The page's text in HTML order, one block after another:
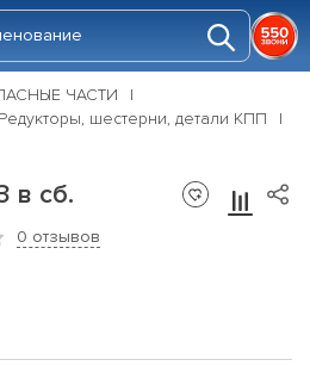
ЧАСТИ
Редукторы, шестерни, детали КПП
в сб.
0 отзывов